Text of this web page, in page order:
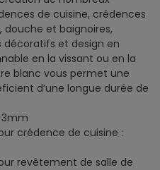
de cuisine, crédences
douche et baignoires,
et design en
en la vissant ou en la
blanc vous permet une
d’une longue durée de
3mm
crédence de cuisine :
revêtement de salle de